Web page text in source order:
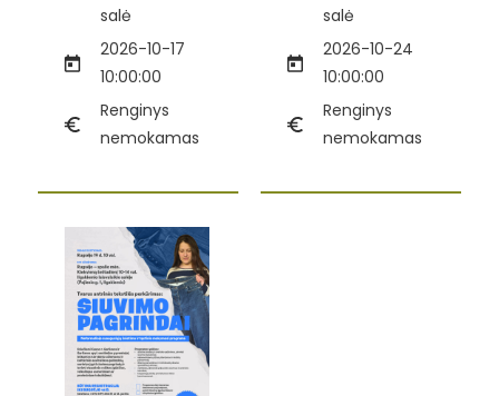
salė
2026-10-17
10:00:00
Renginys
nemokamas
salė
2026-10-24
10:00:00
Renginys
nemokamas